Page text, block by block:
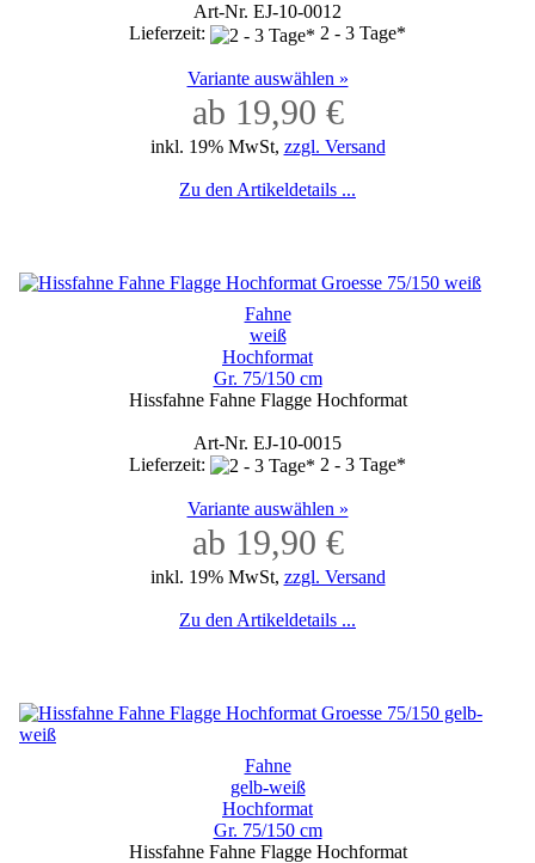
Art-Nr. EJ-10-0012
Lieferzeit:
2 - 3 Tage*
Variante auswählen »
ab 19,90 €
inkl. 19% MwSt, zzgl. Versand
Zu den Artikeldetails ...
Fahne
weiß
Hochformat
Gr. 75/150 cm
Hissfahne Fahne Flagge Hochformat
Art-Nr. EJ-10-0015
Lieferzeit:
2 - 3 Tage*
Variante auswählen »
ab 19,90 €
inkl. 19% MwSt, zzgl. Versand
Zu den Artikeldetails ...
Fahne
gelb-weiß
Hochformat
Gr. 75/150 cm
Hissfahne Fahne Flagge Hochformat